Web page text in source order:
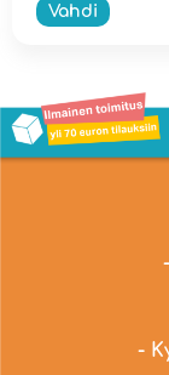
Vahdi
-